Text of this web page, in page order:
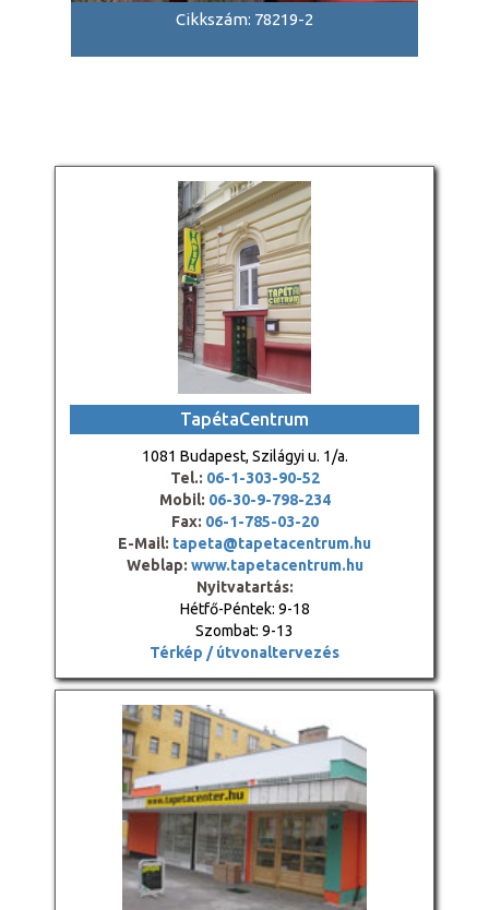
Cikkszám: 78219-2
TapétaCentrum
1081 Budapest, Szilágyi u. 1/a.
Tel.: 06-1-303-90-52
Mobil: 06-30-9-798-234
Fax: 06-1-785-03-20
E-Mail: tapeta@tapetacentrum.hu
Weblap: www.tapetacentrum.hu
Nyitvatartás:
Hétfő-Péntek: 9-18
Szombat: 9-13
Térkép / útvonaltervezés